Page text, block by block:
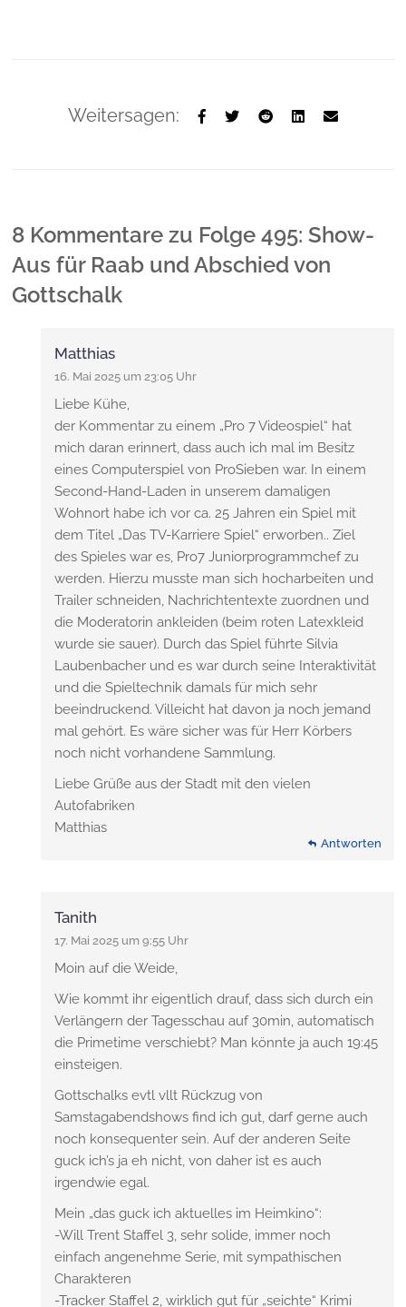
Weitersagen:
8 Kommentare zu Folge 495: Show-
Aus für Raab und Abschied von
Gottschalk
Matthias
16. Mai 2025 um 23:05 Uhr
Liebe Kühe,
der Kommentar zu einem „Pro 7 Videospiel“ hat
mich daran erinnert, dass auch ich mal im Besitz
eines Computerspiel von ProSieben war. In einem
Second-Hand-Laden in unserem damaligen
Wohnort habe ich vor ca. 25 Jahren ein Spiel mit
dem Titel „Das TV-Karriere Spiel“ erworben.. Ziel
des Spieles war es, Pro7 Juniorprogrammchef zu
werden. Hierzu musste man sich hocharbeiten und
Trailer schneiden, Nachrichtentexte zuordnen und
die Moderatorin ankleiden (beim roten Latexkleid
wurde sie sauer). Durch das Spiel führte Silvia
Laubenbacher und es war durch seine Interaktivität
und die Spieltechnik damals für mich sehr
beeindruckend. Villeicht hat davon ja noch jemand
mal gehört. Es wäre sicher was für Herr Körbers
noch nicht vorhandene Sammlung.
Liebe Grüße aus der Stadt mit den vielen
Autofabriken
Matthias
Antworten
Tanith
17. Mai 2025 um 9:55 Uhr
Moin auf die Weide,
Wie kommt ihr eigentlich drauf, dass sich durch ein
Verlängern der Tagesschau auf 30min, automatisch
die Primetime verschiebt? Man könnte ja auch 19:45
einsteigen.
Gottschalks evtl vllt Rückzug von
Samstagabendshows find ich gut, darf gerne auch
noch konsequenter sein. Auf der anderen Seite
guck ich’s ja eh nicht, von daher ist es auch
irgendwie egal.
Mein „das guck ich aktuelles im Heimkino“:
-Will Trent Staffel 3, sehr solide, immer noch
einfach angenehme Serie, mit sympathischen
Charakteren
-Tracker Staffel 2, wirklich gut für „seichte“ Krimi